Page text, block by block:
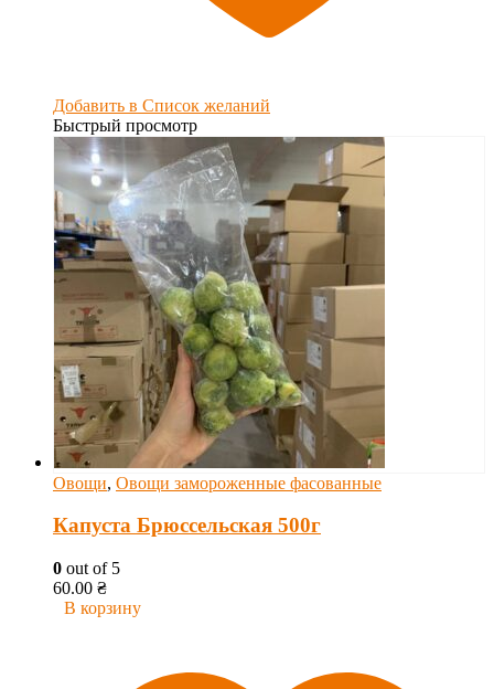
Добавить в Список желаний
Быстрый просмотр
Овощи, Овощи замороженные фасованные
Капуста Брюссельская 500г
0 out of 5
60.00 ₴
В корзину